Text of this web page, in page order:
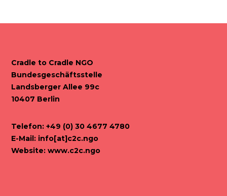
Cradle to Cradle NGO
Bundesgeschäftsstelle
Landsberger Allee 99c
10407 Berlin
Telefon: +49 (0) 30 4677 4780
E-Mail: info[at]c2c.ngo
Website:www.c2c.ngo